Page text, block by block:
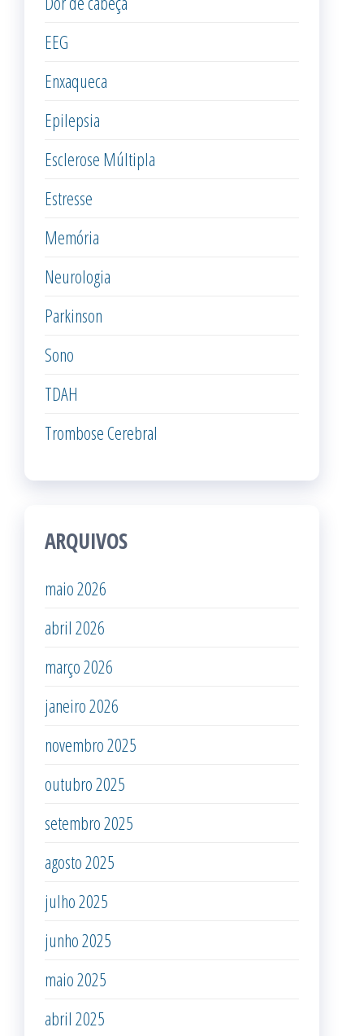
EEG
Enxaqueca
Epilepsia
Esclerose Múltipla
Estresse
Memória
Neurologia
Parkinson
Sono
TDAH
Trombose Cerebral
ARQUIVOS
maio 2026
abril 2026
março 2026
janeiro 2026
novembro 2025
outubro 2025
setembro 2025
agosto 2025
julho 2025
junho 2025
maio 2025
abril 2025